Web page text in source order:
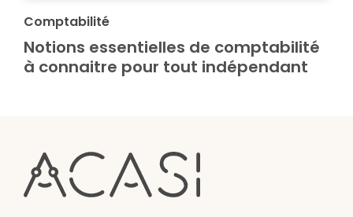
Comptabilité
Notions essentielles de comptabilité
à connaitre pour tout indépendant